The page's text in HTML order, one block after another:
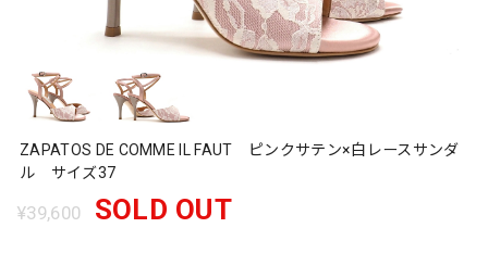
ZAPATOS DE COMME IL FAUT ピンクサテン×白レースサンダ
ル サイズ37
¥39,600 SOLD OUT